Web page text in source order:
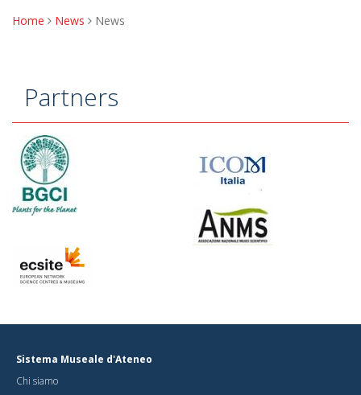
qui
Home News News
Partners
Sistema Museale d'Ateneo
Chi siamo